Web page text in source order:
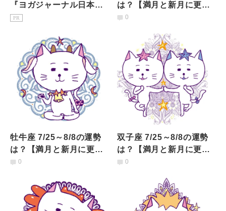
『ヨガジャーナル日本
版』予約購読のご案内
PR
は？【満月と新月に更
新！インド占星術】
0
牡牛座 7/25～8/8の運勢
は？【満月と新月に更
新！インド占星術】
0
双子座 7/25～8/8の運勢
は？【満月と新月に更
新！インド占星術】
0